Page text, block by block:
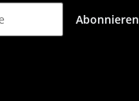
Abonnieren